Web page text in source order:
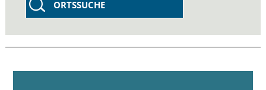
ORTSSUCHE